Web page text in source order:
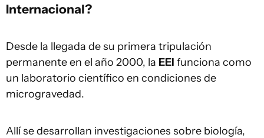
Internacional?
Desde la llegada de su primera tripulación
permanente en el año 2000, la EEI funciona como
un laboratorio científico en condiciones de
microgravedad.
Allí se desarrollan investigaciones sobre biología,